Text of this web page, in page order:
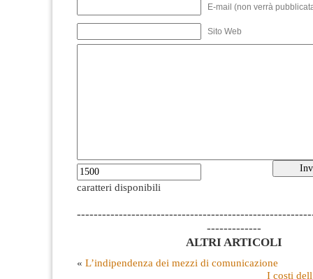
E-mail (non verrà
Sito Web
caratteri disponibili
-------------
ALTRI ARTICOLI
« L’indipendenza dei mezzi di comunicazione
I costi